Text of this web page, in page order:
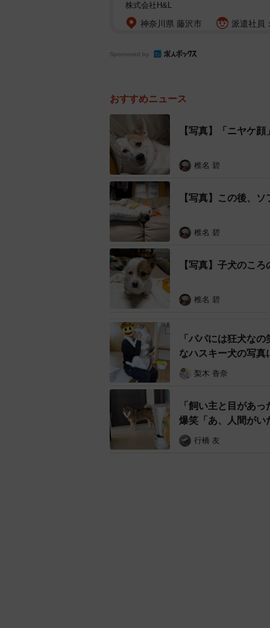
株式会社H&L
神奈川県 藤沢市 派遣社員
Sponsored by
おすすめニュース
【写真】「ニヤケ
椎名 碧
【写真】この後、
椎名 碧
【写真】子犬のこ
椎名 碧
「パパには狂犬な
なハスキー犬の写真
梨木 香奈
「飼い主と目があ
爆笑「あ、人間が
行橋 友